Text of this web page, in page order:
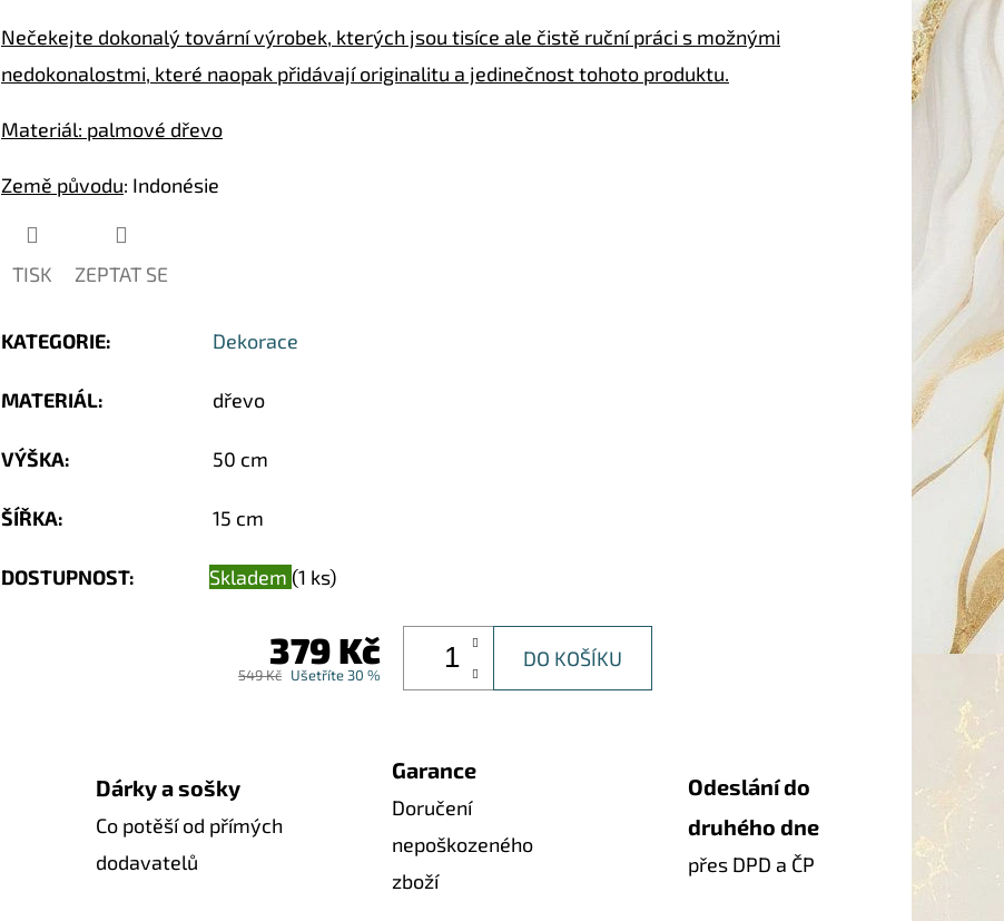
Nečekejte dokonalý tovární výrobek, kterých jsou tisíce ale čistě ruční práci s možnými
nedokonalostmi, které naopak přidávají originalitu a jedinečnost tohoto produktu.
Materiál: palmové dřevo
Země původu: Indonésie
TISK ZEPTAT SE
KATEGORIE: Dekorace
MATERIÁL: dřevo
VÝŠKA: 50 cm
ŠÍŘKA: 15 cm
DOSTUPNOST: Skladem (1 ks)
379 Kč
549 Kč Ušetříte 30 %
DO KOŠÍKU
Dárky a sošky
Co potěší od přímých
dodavatelů
Garance
Doručení
nepoškozeného
zboží
Odeslání do
druhého dne
přes DPD a ČP